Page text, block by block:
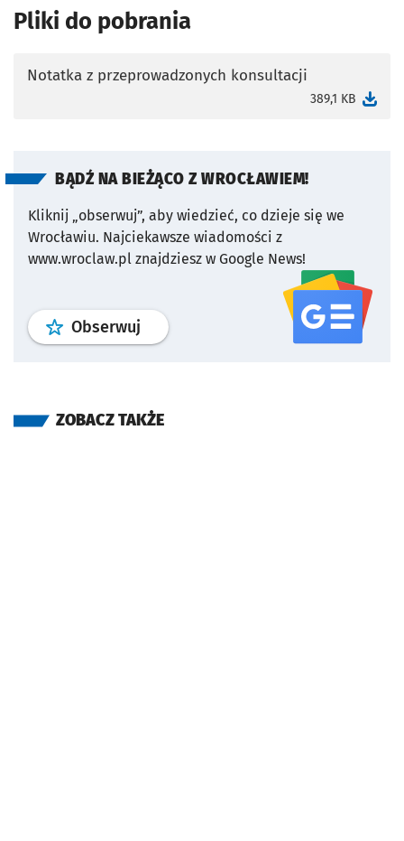
Pliki do pobrania
Notatka z przeprowadzonych konsultacji
389,1 KB
BĄDŹ NA BIEŻĄCO Z WROCŁAWIEM!
Kliknij „obserwuj”, aby wiedzieć, co dzieje się we
Wrocławiu. Najciekawsze wiadomości z
www.wroclaw.pl znajdziesz w Google News!
Obserwuj profil serwisu
ZOBACZ TAKŻE